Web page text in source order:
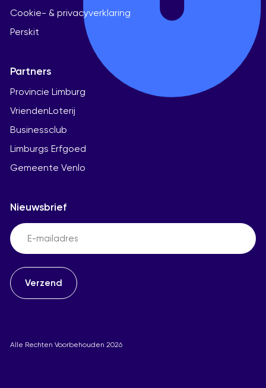
Cookie- & privacyverklaring
Perskit
Partners
Provincie Limburg
VriendenLoterij
Businessclub
Limburgs Erfgoed
Gemeente Venlo
Nieuwsbrief
Email
(Vereist)
Alle Rechten Voorbehouden 2026